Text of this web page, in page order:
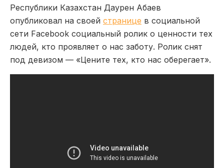
Республики Казахстан Даурен Абаев
опубликовал на своей странице в социальной
сети Facebook социальный ролик о ценности тех
людей, кто проявляет о нас заботу. Ролик снят
под девизом — «Цените тех, кто нас оберегает».